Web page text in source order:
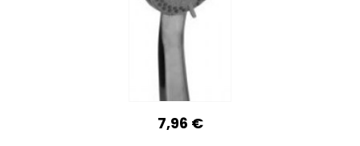
7,96 €